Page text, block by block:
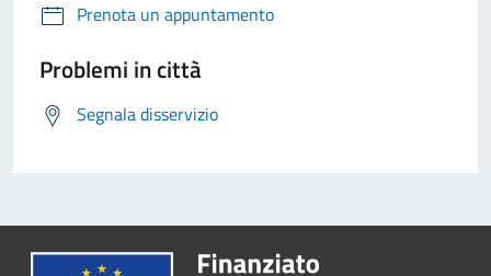
Prenota un appuntamento
Problemi in città
Segnala disservizio